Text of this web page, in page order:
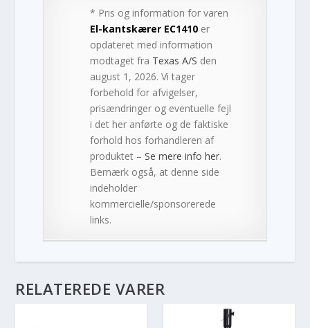
* Pris og information for varen
El-kantskærer EC1410 er
opdateret med information
modtaget fra Texas A/S den
august 1, 2026. Vi tager
forbehold for afvigelser,
prisændringer og eventuelle fejl
i det her anførte og de faktiske
forhold hos forhandleren af
produktet –Se mere info her.
Bemærk også, at denne side
indeholder
kommercielle/sponsorerede
links.
RELATEREDE VARER